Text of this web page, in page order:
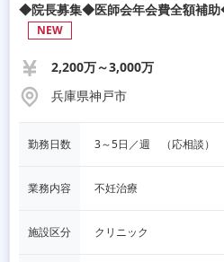
◆院長募集◆医師会年会費全額補
NEW
2,200万～3,000万
兵庫県神戸市
勤務日数 3～5日／週　（応相談）
業務内容 不妊治療
施設区分 クリニック